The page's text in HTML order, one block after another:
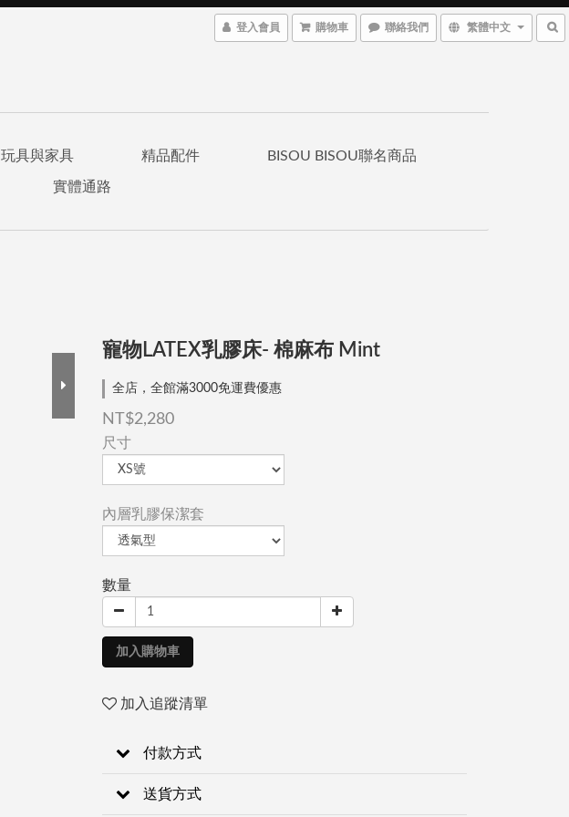
登入會員 購物車 聯絡我們 繁體中文
玩具與家具 精品配件 BISOU BISOU聯名商品
實體通路
寵物LATEX乳膠床- 棉麻布 Mint
全店，全館滿3000免運費優惠
NT$2,280
尺寸
內層乳膠保潔套
數量
加入購物車
加入追蹤清單
付款方式
送貨方式